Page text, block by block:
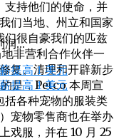
支持他们的使命，并
们当地、州立和国家
们很自豪我们的匹兹
非营利合作伙伴一
复、清理和开辟新步
是，Petco 本周宣
各种宠物的服装类
宠物零售商也在举办
戏服，并在 10 月 25
润...